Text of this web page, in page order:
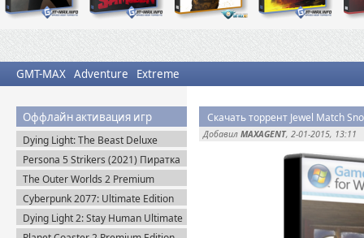
GMT-MAX Adventure Extreme
Оффлайн активация игр
Dying Light: The Beast Deluxe
Edition v.1.6.4 + Все DLC (2025)
Пиратка
Persona 5 Strikers (2021) Пиратка
The Outer Worlds 2 Premium
Edition v.1.2.0.1 (2025) Пиратка
Cyberpunk 2077: Ultimate Edition
v.2.31a + Все DLC (2025) Portable
Dying Light 2: Stay Human Ultimate
Edition v.1.29.0 + Все DLC (2022)
Скачать торрент Jewel Match
Добавил MAXAGENT, 2-01-2015, 13:11